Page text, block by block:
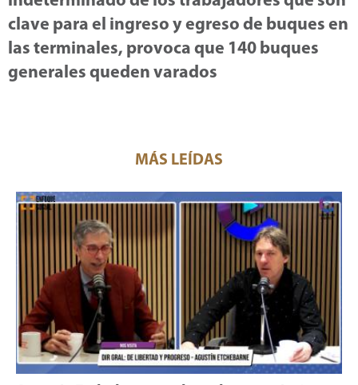
clave para el ingreso y egreso de buques en
las terminales, provoca que 140 buques
generales queden varados
MÁS LEÍDAS